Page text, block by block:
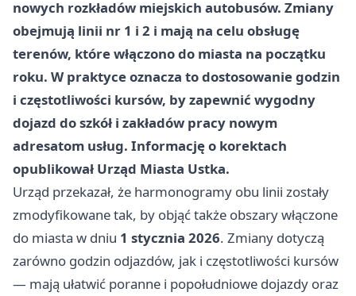
nowych rozkładów miejskich autobusów. Zmiany
obejmują linii nr 1 i 2 i mają na celu obsługę
terenów, które włączono do miasta na początku
roku. W praktyce oznacza to dostosowanie godzin
i częstotliwości kursów, by zapewnić wygodny
dojazd do szkół i zakładów pracy nowym
adresatom usług. Informację o korektach
opublikował Urząd Miasta Ustka.
Urząd przekazał, że harmonogramy obu linii zostały
zmodyfikowane tak, by objąć także obszary włączone
do miasta w dniu 1 stycznia 2026. Zmiany dotyczą
zarówno godzin odjazdów, jak i częstotliwości kursów
— mają ułatwić poranne i popołudniowe dojazdy oraz